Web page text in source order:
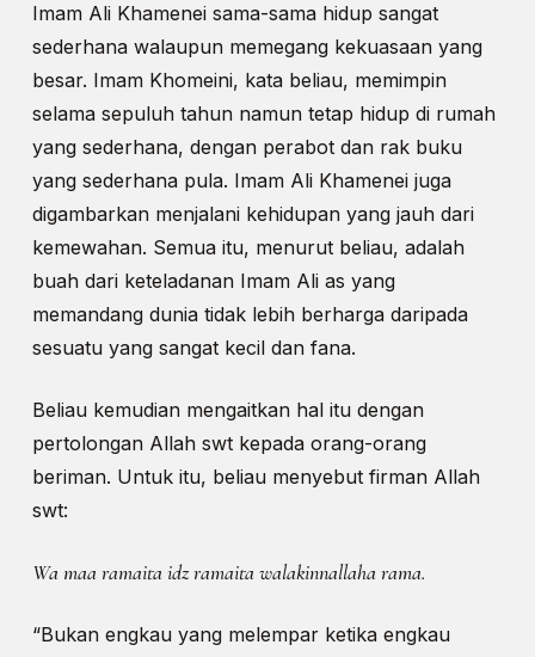
Imam Ali Khamenei sama-sama hidup sangat
sederhana walaupun memegang kekuasaan yang
besar. Imam Khomeini, kata beliau, memimpin
selama sepuluh tahun namun tetap hidup di rumah
yang sederhana, dengan perabot dan rak buku
yang sederhana pula. Imam Ali Khamenei juga
digambarkan menjalani kehidupan yang jauh dari
kemewahan. Semua itu, menurut beliau, adalah
buah dari keteladanan Imam Ali as yang
memandang dunia tidak lebih berharga daripada
sesuatu yang sangat kecil dan fana.
Beliau kemudian mengaitkan hal itu dengan
pertolongan Allah swt kepada orang-orang
beriman. Untuk itu, beliau menyebut firman Allah
swt:
Wa maa ramaita idz ramaita walakinnallaha rama.
“Bukan engkau yang melempar ketika engkau